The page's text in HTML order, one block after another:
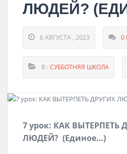
ЛЮДЕЙ?
6 АВГУСТА , 2023 0
В : СУББОТНЯЯ ШКОЛА
7урок: КАК ВЫТЕРПЕТЬ
ЛЮДЕЙ? (Единое…)